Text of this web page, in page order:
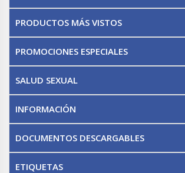
PRODUCTOS MÁS VISTOS
PROMOCIONES ESPECIALES
SALUD SEXUAL
INFORMACIÓN
DOCUMENTOS DESCARGABLES
ETIQUETAS